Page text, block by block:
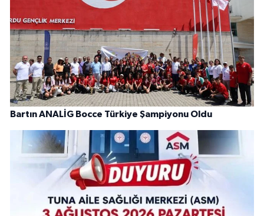
Bartın ANALİG Bocce Türkiye Şampiyonu Oldu